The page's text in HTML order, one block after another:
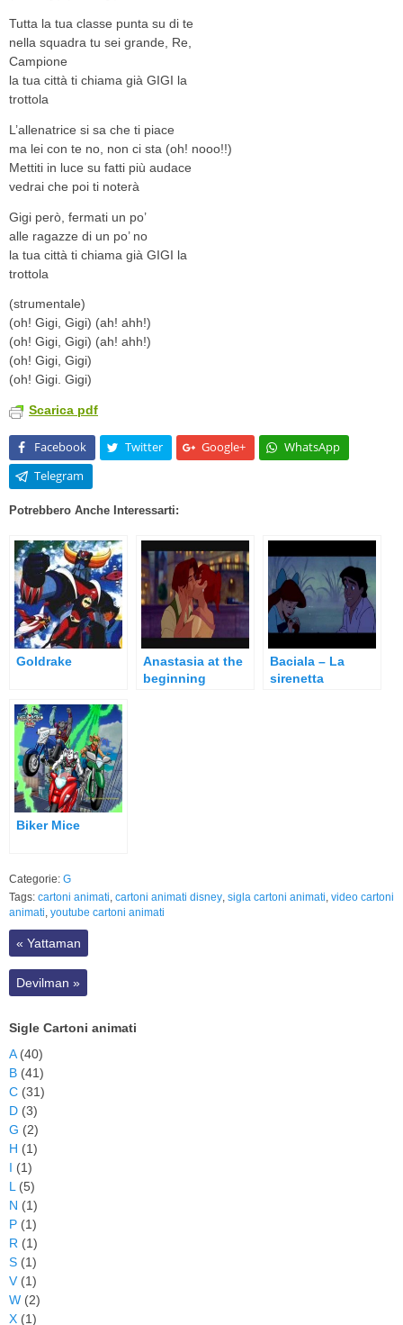
Tutta la tua classe punta su di te
nella squadra tu sei grande, Re,
Campione
la tua città ti chiama già GIGI la
trottola
L’allenatrice si sa che ti piace
ma lei con te no, non ci sta (oh! nooo!!)
Mettiti in luce su fatti più audace
vedrai che poi ti noterà
Gigi però, fermati un po’
alle ragazze di un po’ no
la tua città ti chiama già GIGI la
trottola
(strumentale)
(oh! Gigi, Gigi) (ah! ahh!)
(oh! Gigi, Gigi) (ah! ahh!)
(oh! Gigi, Gigi)
(oh! Gigi. Gigi)
Scarica pdf
Facebook Twitter Google+
WhatsApp
Telegram
Potrebbero Anche Interessarti:
Goldrake
Anastasia at the
beginning
Baciala – La
sirenetta
Biker Mice
Categorie: G
Tags: cartoni animati cartoni animati disney sigla cartoni animati video cartoni
animati youtube cartoni animati
« Yattaman
Devilman »
Sigle Cartoni animati
A(40)
B (41)
C (31)
D (3)
G (2)
H (1)
I (1)
L (5)
N (1)
P (1)
R (1)
S (1)
V (1)
W (2)
X (1)